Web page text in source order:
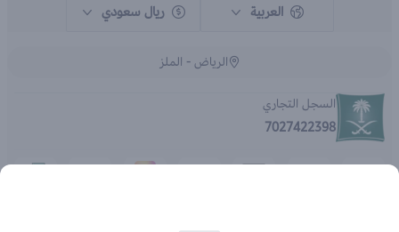
العربية ريال سعودي
الرياض - الملز
السجل التجاري
7027422398